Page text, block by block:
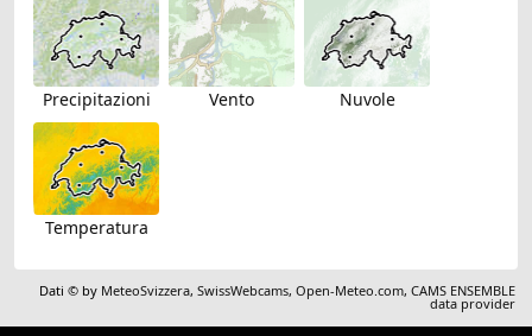
Precipitazioni Vento Nuvole
Temperatura
Dati © by MeteoSvizzera,SwissWebcams,Open-Meteo.com,CAMS ENSEMBLE
data provider